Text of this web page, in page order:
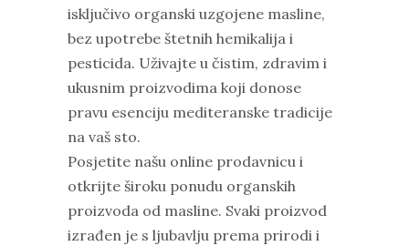
isključivo organski uzgojene masline,
bez upotrebe štetnih hemikalija i
pesticida. Uživajte u čistim, zdravim i
ukusnim proizvodima koji donose
pravu esenciju mediteranske tradicije
na vaš sto.
Posjetite našu online prodavnicu i
otkrijte široku ponudu organskih
proizvoda od masline. Svaki proizvod
izrađen je s ljubavlju prema prirodi i